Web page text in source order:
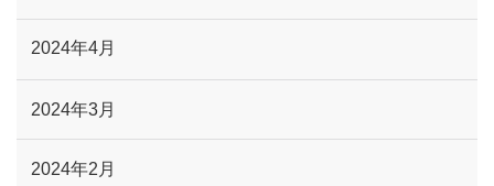
2024年4月
2024年3月
2024年2月